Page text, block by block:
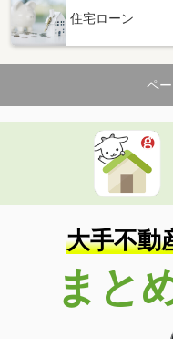
住宅ローン
ペ
大手不動
まと